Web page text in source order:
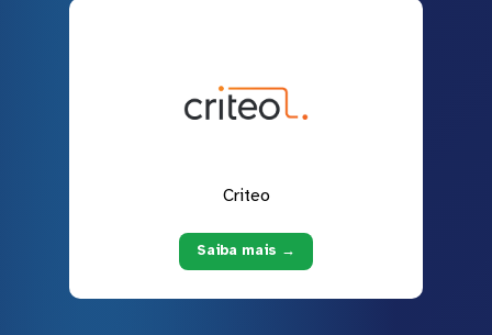
Criteo
Saiba mais →